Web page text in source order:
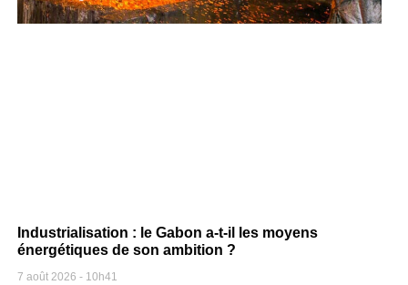
Industrialisation : le Gabon a-t-il les moyens
énergétiques de son ambition ?
7 août 2026 10h41